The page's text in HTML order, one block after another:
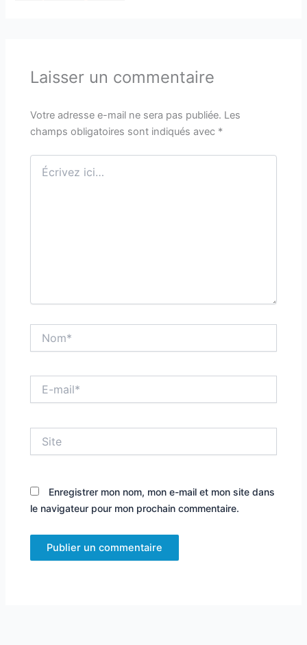
Laisser un commentaire
Votre adresse e-mail ne sera pas publiée. Les
champs obligatoires sont indiqués avec *
Écrivez
ici…
mail*
Enregistrer mon nom, mon e-mail et mon site dans
le navigateur pour mon prochain commentaire.